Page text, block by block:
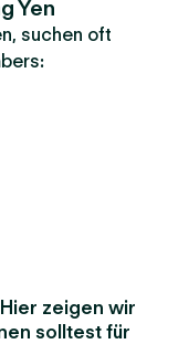
Yen
suchen oft
zeigen wir
solltest für